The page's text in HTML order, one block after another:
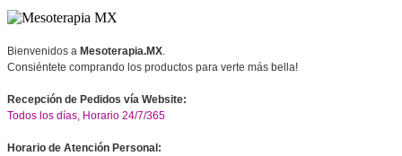
Bienvenidos a Mesoterapia.MX
Consiéntete comprando los productos para verte más bella!
Recepción de Pedidos vía Website:
Todos los días, Horario 24/7/365
Horario de Atención Personal: